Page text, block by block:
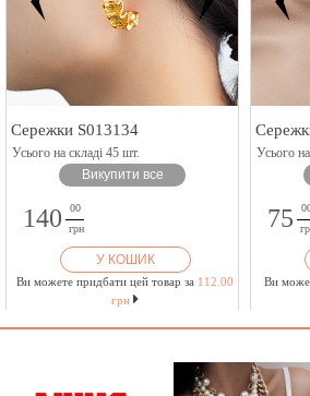
Сережки S013134
Усього на складі 45 шт.
Викупити все
140
00
грн
У КОШИК
Ви можете придбати цей товар за 112.00
грн
Усього
75
Ви